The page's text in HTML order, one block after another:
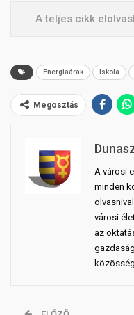
A teljes cikk
Energiaárak Iskola
Megosztás
A városi
minden
városi
az